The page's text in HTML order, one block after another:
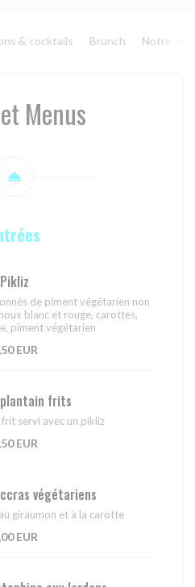
& cocktails Brunch Notre
Menus
Pikliz
de piment végétarien non
blanc et rouge, carottes,
piment végétarien
EUR
frits
servi avec un pikliz
EUR
végétariens
giraumon et à la carotte
EUR